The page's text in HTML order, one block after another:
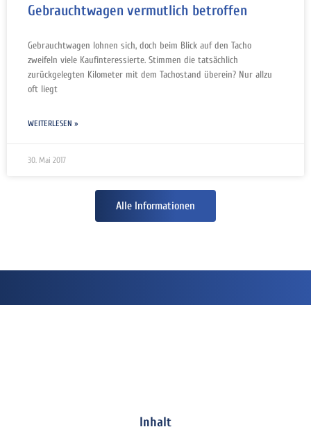
Gebrauchtwagen vermutlich betroffen
Gebrauchtwagen lohnen sich, doch beim Blick auf den Tacho
zweifeln viele Kaufinteressierte. Stimmen die tatsächlich
zurückgelegten Kilometer mit dem Tachostand überein? Nur allzu
oft liegt
WEITERLESEN »
30. Mai 2017
Alle Informationen
Inhalt